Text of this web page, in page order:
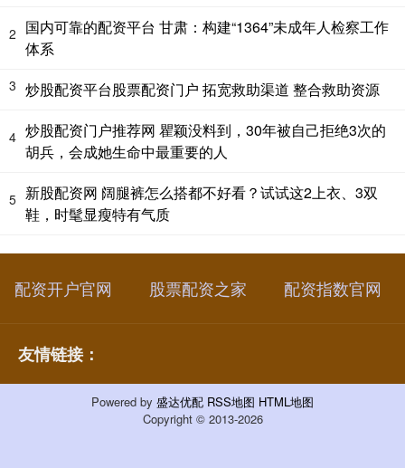
2 国内可靠的配资平台 甘肃：构建“1364”未成年人检察工作
体系
3 炒股配资平台股票配资门户 拓宽救助渠道 整合救助资源
4 炒股配资门户推荐网 瞿颖没料到，30年被自己拒绝3次的
胡兵，会成她生命中最重要的人
5 新股配资网 阔腿裤怎么搭都不好看？试试这2上衣、3双
鞋，时髦显瘦特有气质
配资开户官网 股票配资之家 配资指数官网
友情链接：
Powered by 盛达优配 RSS地图 HTML地图
Copyright © 2013-2026